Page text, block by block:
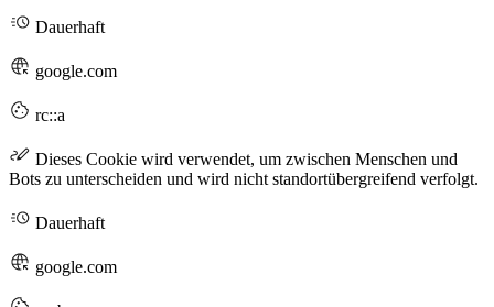
Dauerhaft
google.com
rc::a
Dieses Cookie wird verwendet, um zwischen Menschen und
Bots zu unterscheiden und wird nicht standortübergreifend verfolgt.
Dauerhaft
google.com